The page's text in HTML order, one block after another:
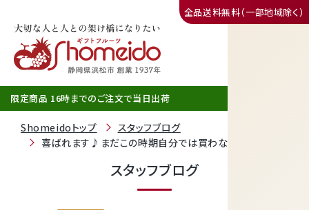
全品送料無料（一部地域除く）
限定商品 16時までのご注文で当日出荷
Shomeidoトップ
スタッフブログ
喜ばれます♪まだこの時期自分では買わないので。
スタッフブログ